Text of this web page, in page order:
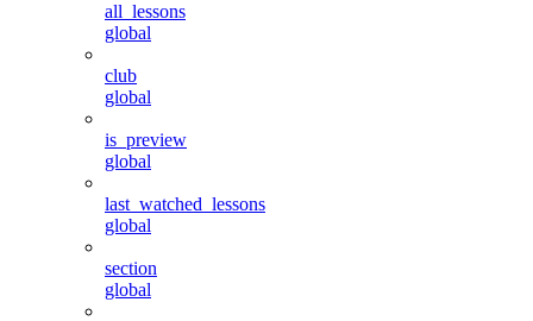
all_lessons
global
club
global
is_preview
global
last_watched_lessons
global
section
global